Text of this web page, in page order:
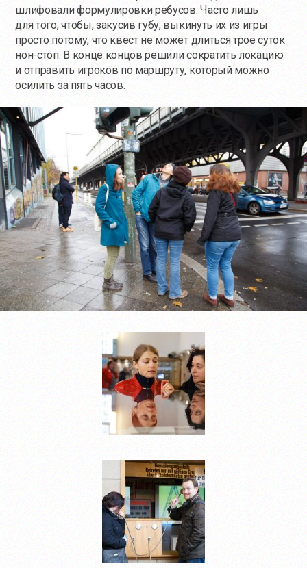
шлифовали формулировки ребусов. Часто лишь
для того, чтобы, закусив губу, выкинуть их из игры
просто потому, что квест не может длиться трое суток
нон-стоп. В конце концов решили сократить локацию
и отправить игроков по маршруту, который можно
осилить за пять часов.